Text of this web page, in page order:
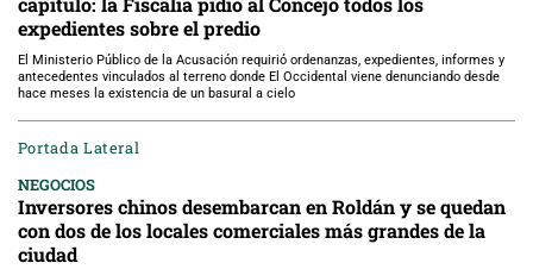
expedientes sobre el predio
El Ministerio Público de la Acusación requirió ordenanzas, expedientes, informes y
antecedentes vinculados al terreno donde El Occidental viene denunciando desde
hace meses la existencia de un basural a cielo
Portada Lateral
NEGOCIOS
Inversores chinos desembarcan en Roldán y se quedan
con dos de los locales comerciales más grandes de la
ciudad